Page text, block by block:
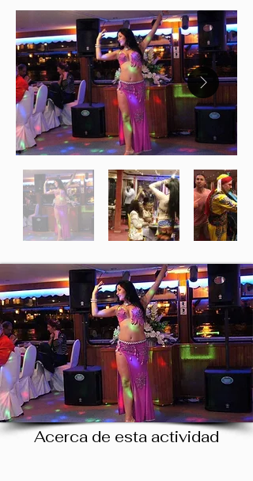
Acerca de esta actividad